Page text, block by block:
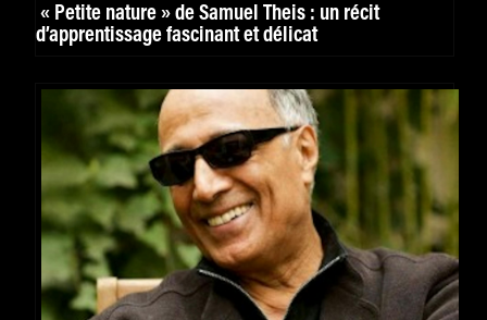
« Petite nature » de Samuel Theis : un récit
d’apprentissage fascinant et délicat